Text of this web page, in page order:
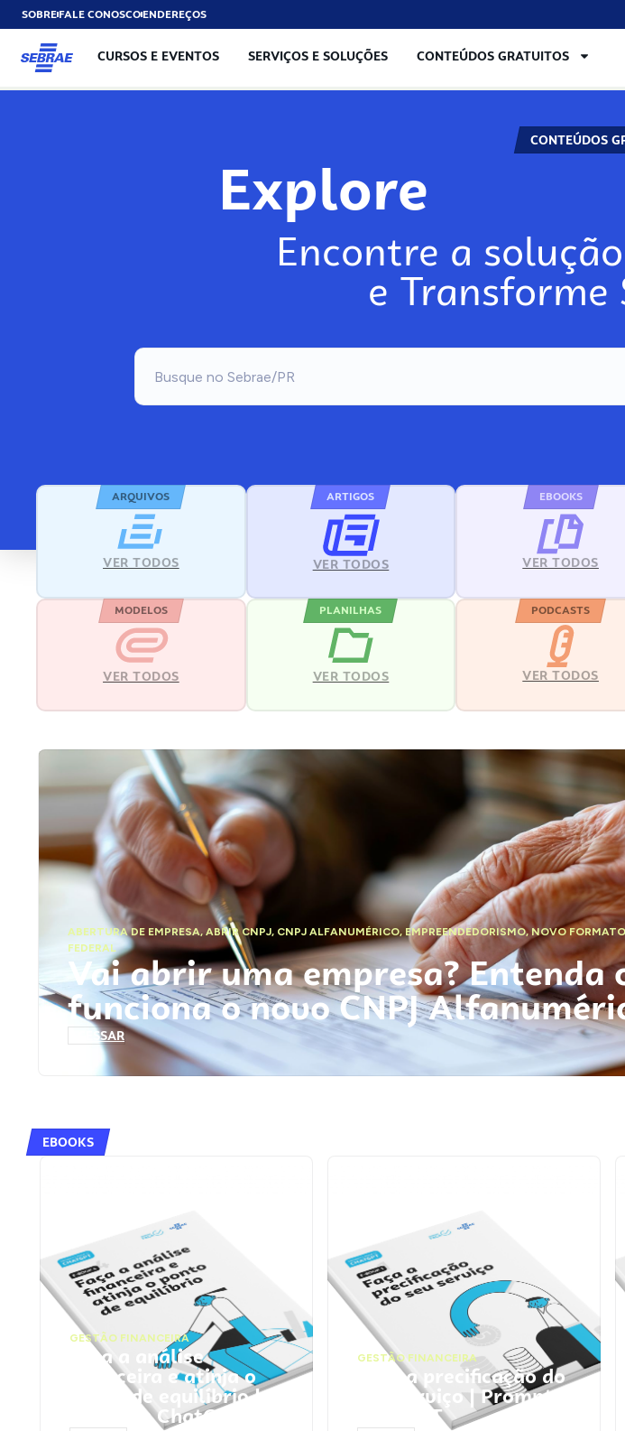
SOBREFALE CONOSCOENDEREÇOS
CURSOS E EVENTOS SERVIÇOS E SOLUÇÕES CONTEÚDOS GRATUITOS
CONTEÚDOS
Explore
Encontre a
e Transforme
ARQUIVOS
VER TODOS
ARTIGOS
VER TODOS
EBOOKS
VER TODOS
MODELOS
VER TODOS
PLANILHAS
VER TODOS
PODCASTS
VER TODOS
ABERTURA DE EMPRESA,ABRIR CNPJ, CNPJ ALFANUMÉRICO, EMPREENDEDORISMO,NOVO
FEDERAL
Vai abrir uma empresa? Entenda
funciona o novo CNPJ
ACESSAR
EBOOKS
GESTÃO FINANCEIRA
Faça a análise
financeira e atinja o
ponto de equilíbrio |
Prompts ChatGPT
GESTÃO FINANCEIRA
Faça a precificação do
seu serviço | Prompts
ChatGPT